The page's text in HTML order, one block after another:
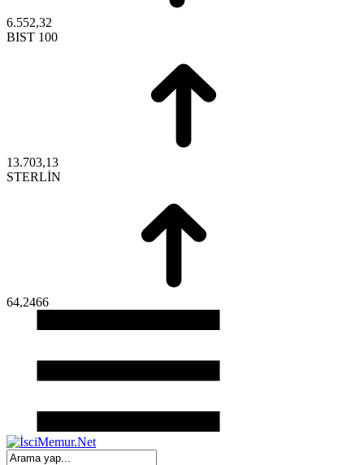
6.552,32
BIST 100
13.703,13
STERLİN
64,2466